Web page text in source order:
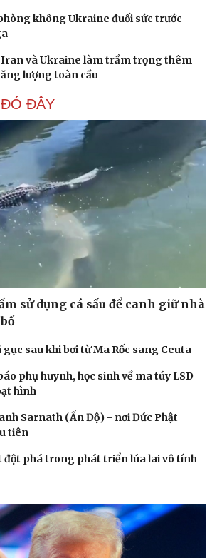
không Ukraine đuối sức trước
và Ukraine làm trầm trọng thêm
lượng toàn cầu
ĐÂY
sử dụng cá sấu để canh giữ nhà
sau khi bơi từ Ma Rốc sang Ceuta
phụ huynh, học sinh về ma túy LSD
hình
Sarnath (Ấn Độ) - nơi Đức Phật
tiên
đột phá trong phát triển lúa lai vô tính